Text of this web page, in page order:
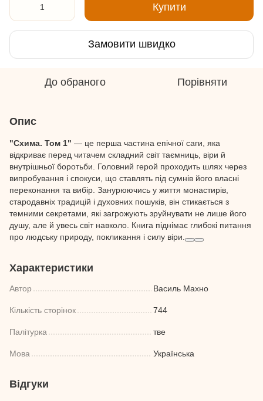
Купити
Замовити швидко
До обраного Порівняти
Опис
"Схима. Том 1" — це перша частина епічної саги, яка
відкриває перед читачем складний світ таємниць, віри й
внутрішньої боротьби. Головний герой проходить шлях через
випробування і спокуси, що ставлять під сумнів його власні
переконання та вибір. Занурюючись у життя монастирів,
стародавніх традицій і духовних пошуків, він стикається з
темними секретами, які загрожують зруйнувати не лише його
душу, але й увесь світ навколо. Книга піднімає глибокі питання
про людську природу, покликання і силу віри.
Характеристики
Автор Василь Махно
Кількість сторінок 744
Палітурка тве
Мова Українська
Відгуки